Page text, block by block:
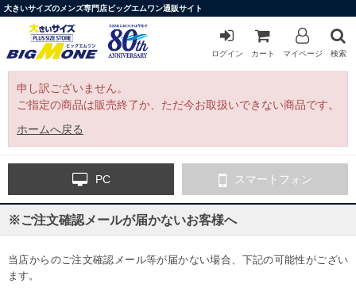
大きいサイズのメンズ専門店ビッグエムワン通販サイト
ログイン カート マイページ 検索
申し訳ございません。
ご指定の商品は販売終了か、ただ今お取扱いできない商品です。
ホームへ戻る
PC スマートフォン
※ご注文確認メールが届かないお客様へ
当店からのご注文確認メール等が届かない場合、下記の可能性がござい
ます。